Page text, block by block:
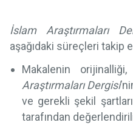
İslam Araştırmaları
aşağıdaki süreçleri takip
Makalenin
Araştırmaları Dergisi
ve gerekli şekil
tarafından